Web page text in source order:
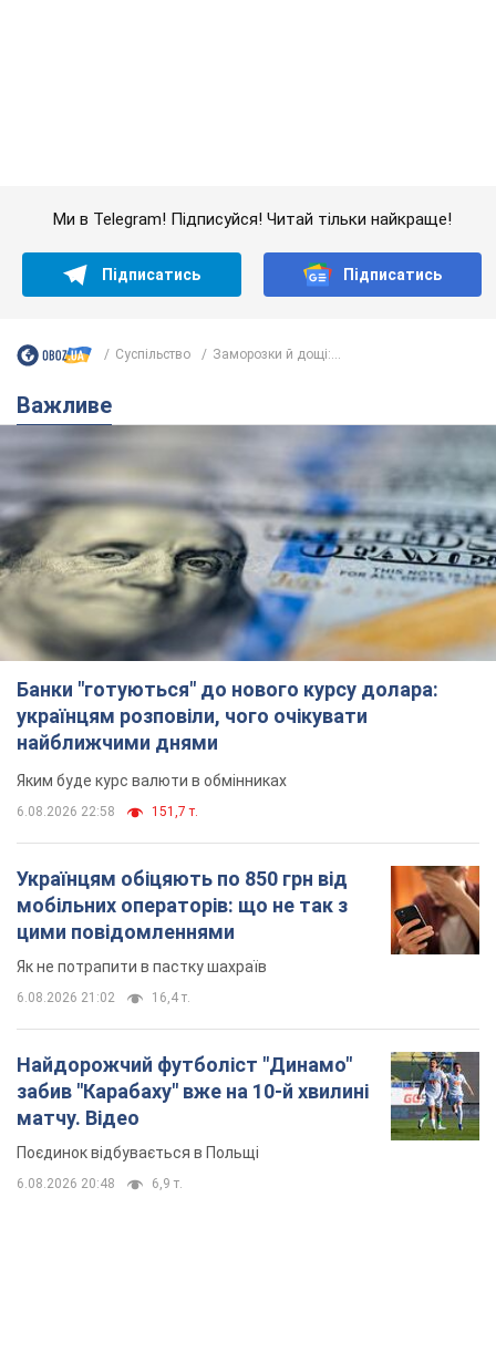
Банки "готуються" до нового курсу долара:
українцям розповіли, чого очікувати
найближчими днями
Яким буде курс валюти в обмінниках
6.08.2026 22:58 151,7 т.
Українцям обіцяють по 850 грн від
мобільних операторів: що не так з
цими повідомленнями
Як не потрапити в пастку шахраїв
6.08.2026 21:02 16,4 т.
Найдорожчий футболіст "Динамо"
забив "Карабаху" вже на 10-й хвилині
матчу. Відео
Поєдинок відбувається в Польщі
6.08.2026 20:48 6,9 т.